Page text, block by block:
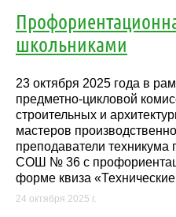
школьниками
23 октября 2025 года в
предметно-цикловой
строительных и
мастеров
преподаватели
СОШ № 36 с
форме квиза
24 октября 2025 г.